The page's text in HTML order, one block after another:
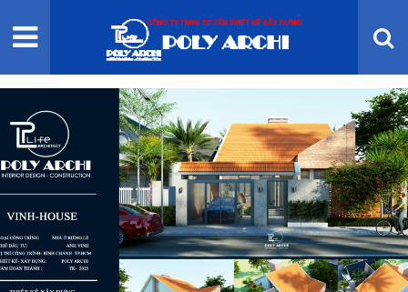
TRANG CHỦ
THIẾT KẾ KIẾN TRÚC
THI CÔNG XÂY DỰNG